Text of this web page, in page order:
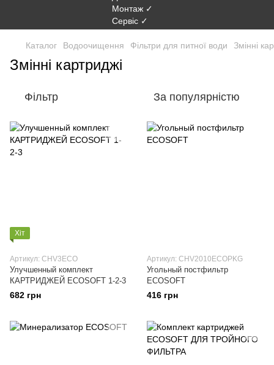
Каталог Водоочищення Фільтри для питної води Змінні
Змінні картриджі
Фільтр За популярністю
Хіт
Артикул: CHV3ECO
Улучшенный комплект
КАРТРИДЖЕЙ ECOSOFT 1-2-3
682 грн
Артикул: CHV2010ECOPKG
Угольный постфильтр
ECOSOFT
416 грн